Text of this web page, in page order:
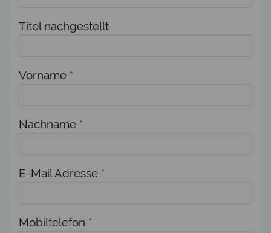
Titel nachgestellt
Vorname *
Nachname *
E-Mail Adresse *
Mobiltelefon *